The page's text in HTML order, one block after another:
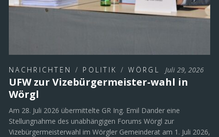
NACHRICHTEN / POLITIK /WÖRGL Juli 29, 2026
UFW zur Vizebürgermeister-wahl in
Wörgl
Am 28. Juli 2026 übermittelte GR Ing. Emil Dander eine
Stellungnahme des unabhängigen Forums Wörgl zur
Vizebürgermeisterwahl im Wörgler Gemeinderat am 1. Juli 2026,